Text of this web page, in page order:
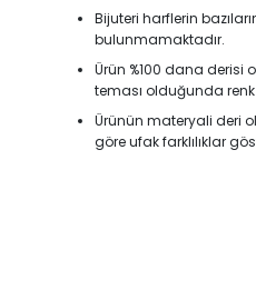
Bijuteri harflerin
bulunmamaktadır.
Ürün %100 dana derisi
teması olduğunda renk
Ürünün materyali deri
göre ufak farklılıklar